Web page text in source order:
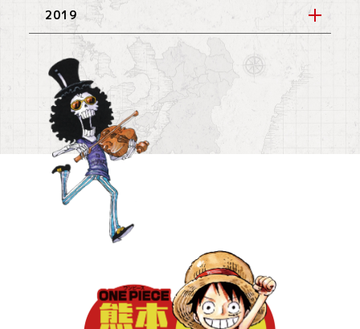
2019